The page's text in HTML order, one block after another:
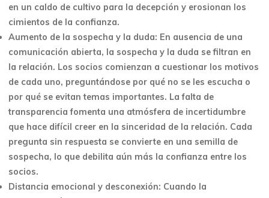
en un caldo de cultivo para la decepción y erosionan los
cimientos de la confianza.
Aumento de la sospecha y la duda: En ausencia de una
comunicación abierta, la sospecha y la duda se filtran en
la relación. Los socios comienzan a cuestionar los motivos
de cada uno, preguntándose por qué no se les escucha o
por qué se evitan temas importantes. La falta de
transparencia fomenta una atmósfera de incertidumbre
que hace difícil creer en la sinceridad de la relación. Cada
pregunta sin respuesta se convierte en una semilla de
sospecha, lo que debilita aún más la confianza entre los
socios.
Distancia emocional y desconexión: Cuando la